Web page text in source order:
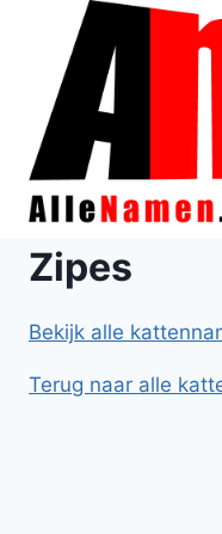
Doorgaan
inhoud
Zipes
Bekijk alle
Terug naar alle